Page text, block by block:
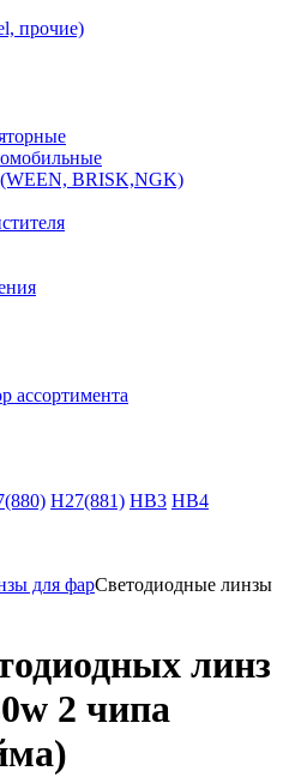
прочие)
BRISK,NGK)
ассортимента
H27(881) HB3 HB4
для фарСветодиодные линзы
линз
2 чипа